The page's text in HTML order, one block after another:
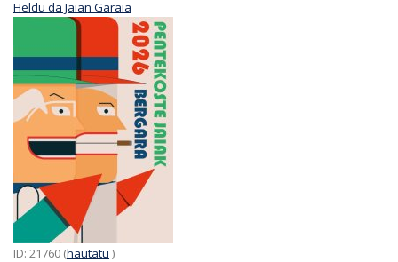
Heldu da Jaian Garaia
ID: 21760 (hautatu )